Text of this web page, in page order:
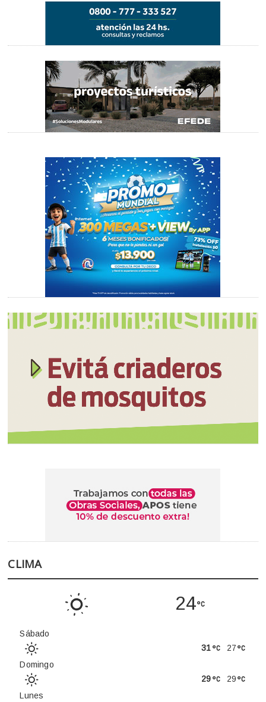
CLIMA
24
Sábado
27
31
Domingo
29
29
Lunes